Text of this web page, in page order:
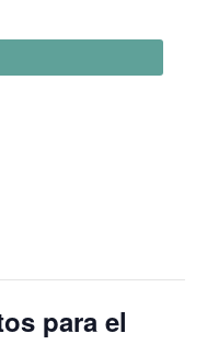
para el